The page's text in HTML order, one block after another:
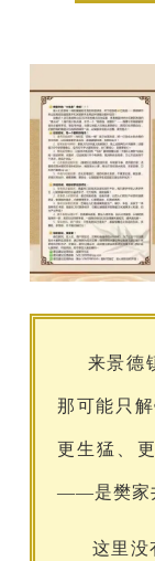
来景德
那可能只
更生猛、
——是樊家
这里没